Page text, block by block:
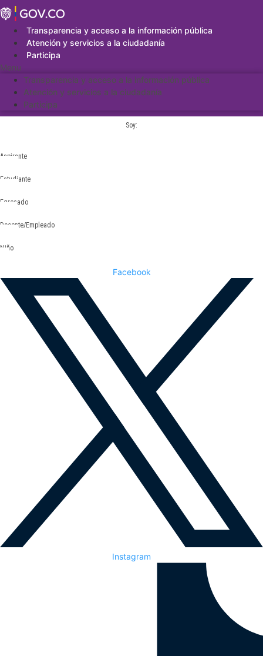
Saltar
al
contenidoTransparencia y acceso a la información pública
Atención y servicios a la ciudadanía
Participa
Menu
Transparencia y acceso a la información pública
Atención y servicios a la ciudadanía
Participa
Soy:
Aspirante
Estudiante
Egresado
Docente/Empleado
Niño
Facebook
Instagram